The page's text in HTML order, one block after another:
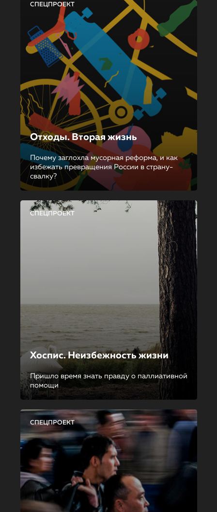
СПЕЦПРОЕКТ
Отходы. Вторая жизнь
Почему заглохла мусорная реформа, и как
избежать превращения России в страну-
свалку?
СПЕЦПРОЕКТ
Хоспис. Неизбежность жизни
Пришло время знать правду о паллиативной
помощи
СПЕЦПРОЕКТ